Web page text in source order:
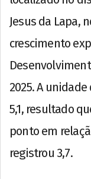
Jesus da Lapa,
crescimento
2025. A
5,1, resultado
ponto em
registrou 3,7.